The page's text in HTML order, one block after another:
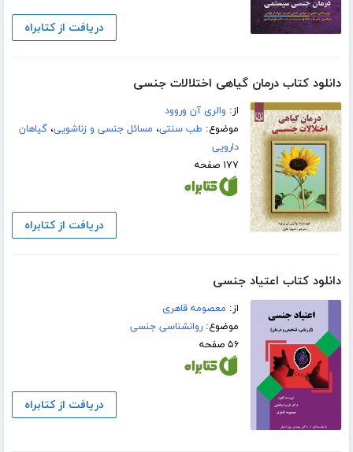
دریافت از کتابراه
دانلود کتاب درمان گیاهی اختلالات جنسی
از: والری آن وروود
موضوع: طب سنتی، مسائل جنسی و زناشویی،گیاهان
دارویی
۱۷۷ صفحه
دریافت از کتابراه
دانلود کتاب اعتیاد جنسی
از: معصومه قاهری
موضوع:روانشناسی جنسی
۵۶ صفحه
دریافت از کتابراه